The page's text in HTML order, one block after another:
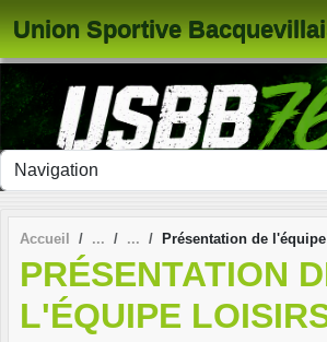
Union Sportive
Accueil Présentation de
PRÉSENTATION
L'ÉQUIPE